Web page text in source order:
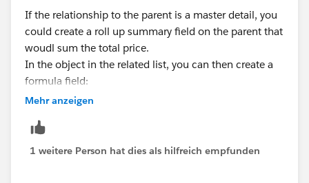
If the relationship to the parent is a master detail, you
could create a roll up summary field on the parent that
woudl sum the total price.
In the object in the related list, you can then create a
formula field:
Parent__r.RollUpSummary
If it's a lookup relationship, it's a lot harder. You would
need code or flows that would trigger on creation or
Mehr anzeigen
1 weitere Person hat dies als hilfreich empfunden